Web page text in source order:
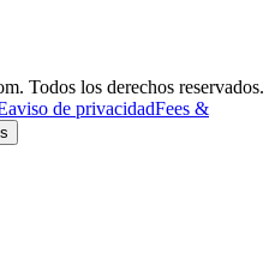
Todos los derechos reservados.
aviso de privacidadFees &